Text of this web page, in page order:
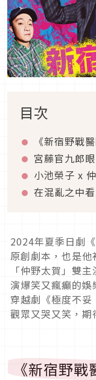
目次
《新宿野戰
宮藤官九郎
小池榮子 x
在混亂之中
2024年夏季日劇
原創劇本，也是
「仲野太賀」雙
演爆笑又瘋癲的
穿越劇《極度不
觀眾又哭又笑，期
《新宿野